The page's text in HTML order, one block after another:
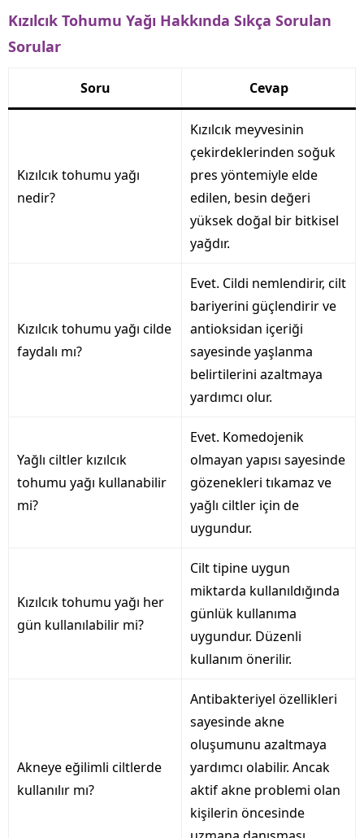
Kızılcık Tohumu Yağı Hakkında Sıkça Sorulan
Sorular
Soru Cevap
Kızılcık tohumu yağı
nedir?
Kızılcık meyvesinin
çekirdeklerinden soğuk
pres yöntemiyle elde
edilen, besin değeri
yüksek doğal bir bitkisel
yağdır.
Kızılcık tohumu yağı cilde
faydalı mı?
Evet. Cildi nemlendirir, cilt
bariyerini güçlendirir ve
antioksidan içeriği
sayesinde yaşlanma
belirtilerini azaltmaya
yardımcı olur.
Yağlı ciltler kızılcık
tohumu yağı kullanabilir
mi?
Evet. Komedojenik
olmayan yapısı sayesinde
gözenekleri tıkamaz ve
yağlı ciltler için de
uygundur.
Kızılcık tohumu yağı her
gün kullanılabilir mi?
Cilt tipine uygun
miktarda kullanıldığında
günlük kullanıma
uygundur. Düzenli
kullanım önerilir.
Akneye eğilimli ciltlerde
kullanılır mı?
Antibakteriyel özellikleri
sayesinde akne
oluşumunu azaltmaya
yardımcı olabilir. Ancak
aktif akne problemi olan
kişilerin öncesinde